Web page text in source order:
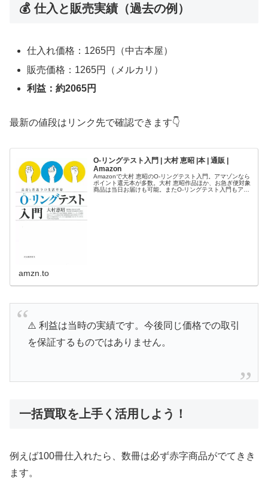
💰 仕入と販売実績（過去の例）
仕入れ価格：1265円（中古本屋）
販売価格：1265円（メルカリ）
利益：約2065円
最新の値段はリンク先で確認できます👇
O-リングテスト入門 | 大村 恵昭 |本 | 通販 |
Amazon
Amazonで大村 恵昭のO-リングテスト入門。アマゾンなら
ポイント還元本が多数。大村 恵昭作品ほか、お急ぎ便対象
商品は当日お届けも可能。またO-リングテスト入門もアマ
amzn.to
⚠️ 利益は当時の実績です。今後同じ価格での取引
を保証するものではありません。
一括買取を上手く活用しよう！
例えば100冊仕入れたら、数冊は必ず赤字商品がでてきき
ます。